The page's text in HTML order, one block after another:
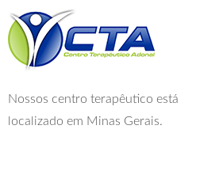
Nossos centro terapêutico está
localizado em Minas Gerais.